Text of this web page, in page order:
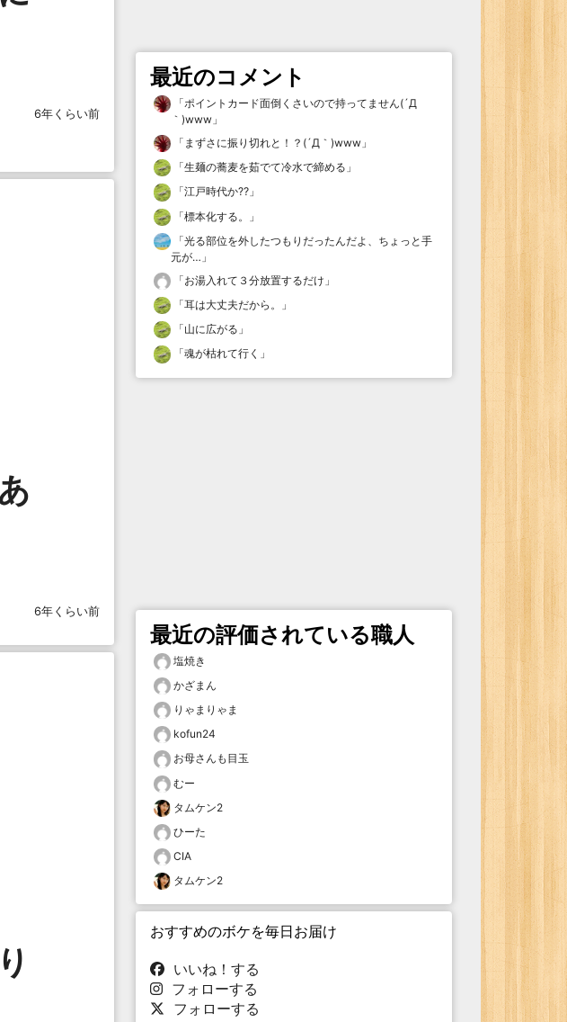
6年くらい前
6年くらい前
最近のコメント
「ポイントカード面倒くさいので持ってません(´Д
｀)www 」
「 まずさに振り切れと！？(´Д｀)www 」
「生麺の蕎麦を茹でて冷水で締める 」
「江戸時代か⁇ 」
「標本化する。
」
「光る部位を外したつもりだったんだよ、ちょっと手
元が… 」
「お湯入れて３分放置するだけ 」
「耳は大丈夫だから。
」
「山に広がる 」
「魂が枯れて行く 」
最近の評価されている職人
塩焼き
かざまん
りゃまりゃま
kofun24
お母さんも目玉
むー
タムケン2
ひーた
CIA
タムケン2
おすすめのボケを毎日お届け
いいね！する
フォローする
フォローする